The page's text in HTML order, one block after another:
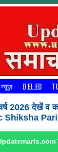
न्यूज़ D.EL.ED
वर्ष 2026 देखें व